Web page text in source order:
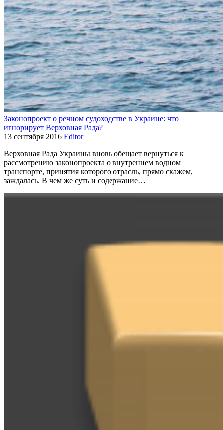
Законопроект о речном судоходстве в Украине: что
игнорирует Верховная Рада?
13 сентября 2016 Editor
Верховная Рада Украины вновь обещает вернуться к
рассмотрению законопроекта о внутреннем водном
транспорте, принятия которого отрасль, прямо скажем,
заждалась. В чем же суть и содержание…